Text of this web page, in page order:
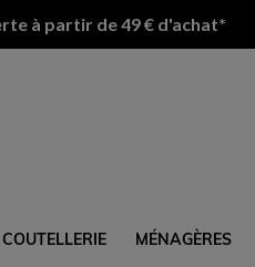
à partir de 49 € d'achat*
COUTELLERIE MÉNAGÈRES